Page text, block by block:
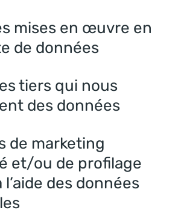
mises en œuvre en
de données
tiers qui nous
des données
de marketing
et/ou de profilage
l’aide des données